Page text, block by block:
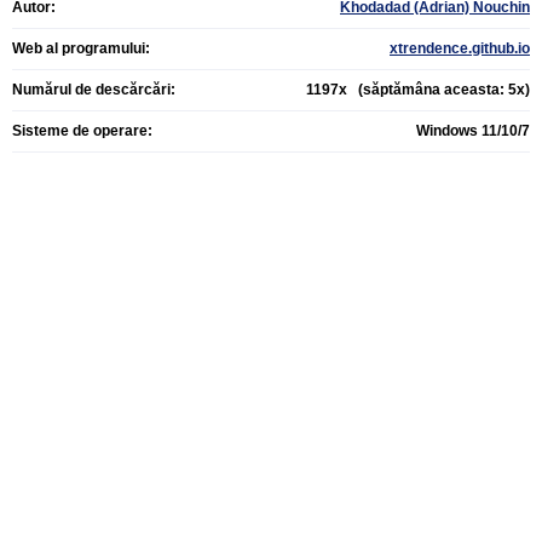
Autor: Khodadad (Adrian) Nouchin
Web al programului: xtrendence.github.io
Numărul de descărcări: 1197x (săptămâna aceasta: 5x)
Sisteme de operare: Windows 11/10/7